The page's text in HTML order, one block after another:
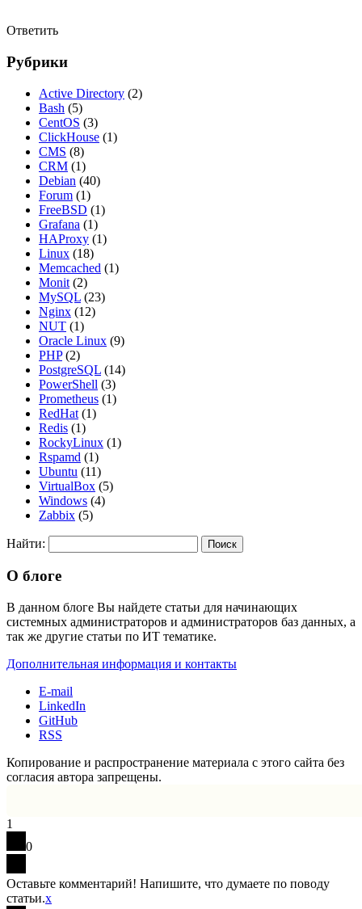
Ответить
Рубрики
Active Directory (2)
Bash (5)
CentOS (3)
ClickHouse (1)
CMS (8)
CRM (1)
Debian (40)
Forum (1)
FreeBSD (1)
Grafana (1)
HAProxy (1)
Linux (18)
Memcached (1)
Monit (2)
MySQL (23)
Nginx (12)
NUT (1)
Oracle Linux (9)
PHP(2)
PostgreSQL (14)
PowerShell (3)
Prometheus (1)
RedHat (1)
Redis (1)
RockyLinux (1)
Rspamd (1)
Ubuntu (11)
VirtualBox (5)
Windows (4)
Zabbix (5)
Найти:
О блоге
В данном блоге Вы найдете статьи для начинающих
системных администраторов и администраторов баз данных, а
так же другие статьи по ИТ тематике.
Дополнительная информация и контакты
E-mail
LinkedIn
GitHub
RSS
Копирование и распространение материала с этого сайта без
согласия автора запрещены.
1
0
Оставьте комментарий! Напишите, что думаете по поводу
статьи.x